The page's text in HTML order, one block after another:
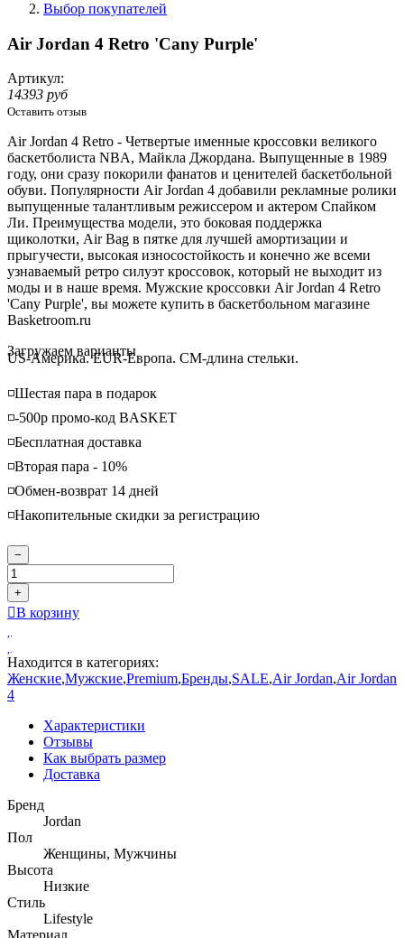
Выбор покупателей
Air Jordan 4 Retro 'Cany Purple'
Артикул:
14393 руб
Оставить отзыв
Air Jordan 4 Retro - Четвертые именные кроссовки великого
баскетболиста NBA, Майкла Джордана. Выпущенные в 1989
году, они сразу покорили фанатов и ценителей баскетбольной
обуви. Популярности Air Jordan 4 добавили рекламные ролики
выпущенные талантливым режиссером и актером Спайком
Ли. Преимущества модели, это боковая поддержка
щиколотки, Air Bag в пятке для лучшей амортизации и
прыгучести, высокая износостойкость и конечно же всеми
узнаваемый ретро силуэт кроссовок, который не выходит из
моды и в наше время. Мужские кроссовки Air Jordan 4 Retro
'Cany Purple', вы можете купить в баскетбольном магазине
Basketroom.ru
Loading...
Загружаем варианты
US-Америка. EUR-Европа. CM-длина стельки.
◽️Шестая пара в подарок
◽️-500р промо-код BASKET
◽️Бесплатная доставка
◽️Вторая пара - 10%
◽️Обмен-возврат 14 дней
◽️Накопительные скидки за регистрацию
−
+
В корзину
Находится в категориях:
Женские,Мужские,Premium,Бренды,SALE,Air Jordan,Air Jordan
4
Характеристики
Отзывы
Как выбрать размер
Доставка
Бренд
Jordan
Пол
Женщины, Мужчины
Высота
Низкие
Стиль
Lifestyle